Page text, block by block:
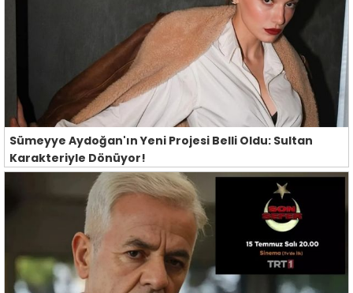
Sümeyye Aydoğan'ın Yeni Projesi Belli Oldu: Sultan
Karakteriyle Dönüyor!